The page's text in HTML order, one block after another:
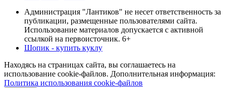
Администрация "Лантиков" не несет ответственность за
публикации, размещенные пользователями сайта.
Использование материалов допускается с активной
ссылкой на первоисточник. 6+
Шопик - купить куклу
Находясь на страницах сайта, вы соглашаетесь на
использование cookie-файлов. Дополнительная информация:
Политика использования cookie-файлов